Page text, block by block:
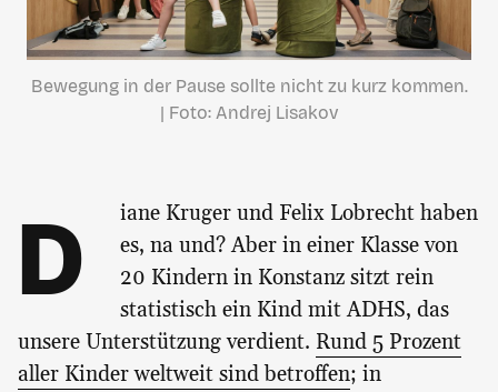
Bewegung in der Pause sollte nicht zu kurz kommen.
| Foto: Andrej Lisakov
D
iane Kruger und Felix Lobrecht haben
es, na und? Aber in einer Klasse von
20 Kindern in Konstanz sitzt rein
statistisch ein Kind mit ADHS, das
unsere Unterstützung verdient. Rund 5 Prozent
aller Kinder weltweit sind betroffen; in